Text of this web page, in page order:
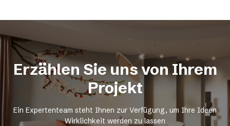
Erzählen Sie uns von Ihrem
Projekt
Ein Expertenteam steht Ihnen zur Verfügung, um Ihre Ideen
Wirklichkeit werden zu lassen